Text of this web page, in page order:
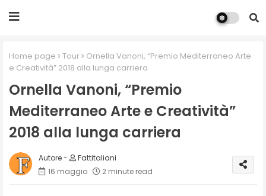
Home page Tour
Ornella Vanoni, “Premio Mediterraneo Arte
e Creatività” 2018 alla lunga carriera
Ornella Vanoni, “Premio
Mediterraneo Arte e Creatività”
2018 alla lunga carriera
Fattitaliani
16 maggio
2 minute read